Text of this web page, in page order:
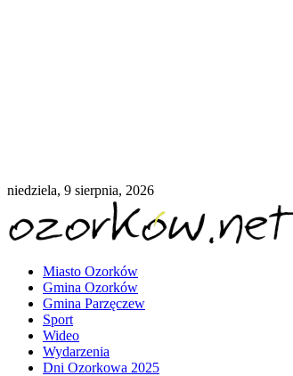
niedziela, 9 sierpnia, 2026
Miasto Ozorków
Gmina Ozorków
Gmina Parzęczew
Sport
Wideo
Wydarzenia
Dni Ozorkowa 2025